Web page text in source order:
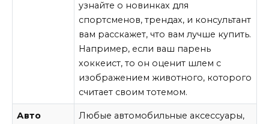
узнайте о новинках для
спортсменов, трендах, и консультант
вам расскажет, что вам лучше купить.
Например, если ваш парень
хоккеист, то он оценит шлем с
изображением животного, которого
считает своим тотемом.
Авто
Любые автомобильные аксессуары,